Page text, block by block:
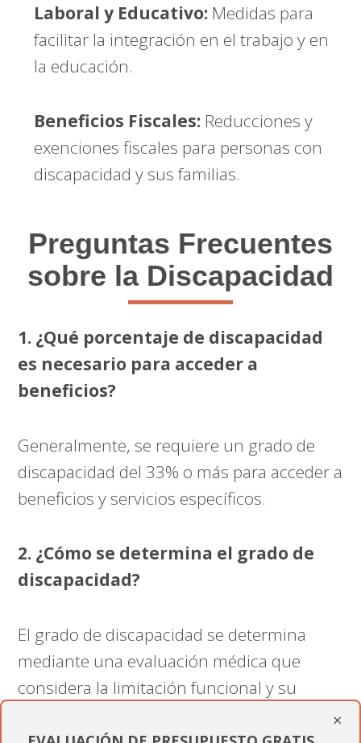
Laboral y Educativo: Medidas para
facilitar la integración en el trabajo y en
la educación.
Beneficios Fiscales: Reducciones y
exenciones fiscales para personas con
discapacidad y sus familias.
Preguntas Frecuentes
sobre la Discapacidad
1. ¿Qué porcentaje de discapacidad
es necesario para acceder a
beneficios?
Generalmente, se requiere un grado de
discapacidad del 33% o más para acceder a
beneficios y servicios específicos.
2. ¿Cómo se determina el grado de
discapacidad?
El grado de discapacidad se determina
mediante una evaluación médica que
considera la limitación funcional y su
×